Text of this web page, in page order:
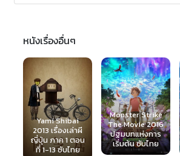
หนังเรื่องอื่นๆ
Monster Strike
The Movie 2016
ปฐมบทแห่งการ
เริ่มต้น ซับไทย
Ange Vierge
2016 ตอนที่ 1-12
ซับไทย